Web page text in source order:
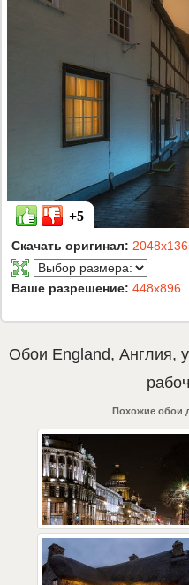
+5
Скачать оригинал:
Ваше разрешение: 448x896
Обои England, Англия,
Похожие обои